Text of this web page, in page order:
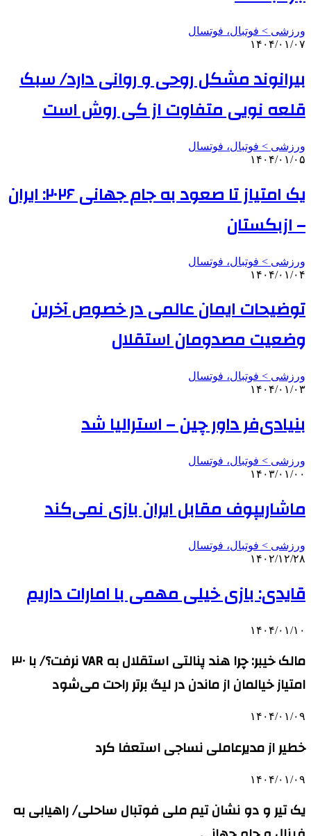
ورزشی > فوتبال، فوتسال
۱۴۰۴/۰۱/۰۷
بیرانوند مشکل روحی و روانی دارد/ سبک
قلعه نویی متفاوت از کی روش است
ورزشی > فوتبال، فوتسال
۱۴۰۴/۰۱/۰۵
یک امتیاز تا صعود به جام جهانی ۲۰۲۶: ایران
– ازبکستان
ورزشی > فوتبال، فوتسال
۱۴۰۴/۰۱/۰۴
توضیحات ایمان عالمی در خصوص آخرین
وضعیت مصدومان استقلال
ورزشی > فوتبال، فوتسال
۱۴۰۴/۰۱/۰۳
بنیادی‌فر داور چین – استرالیا شد
ورزشی > فوتبال، فوتسال
۱۴۰۳/۰۱/۰۰
ماشاریپوف مقابل ایران بازی نمی‌کند
ورزشی > فوتبال، فوتسال
۱۴۰۲/۱۲/۲۸
قایدی: بازی خیلی مهمی با امارات داریم
۱۴۰۴/۰۱/۱۰
مالک خیبر: چرا هند پنالتی استقلال به VAR نرفت؟/ با ۳۰
امتیاز خیالمان از ماندن در لیگ برتر راحت می‌شود
۱۴۰۴/۰۱/۰۹
خطیر از مدیرعاملی نساجی استعفا کرد
۱۴۰۴/۰۱/۰۹
یک تیر و دو نشان تیم ملی فوتبال ساحلی/ راهیابی به